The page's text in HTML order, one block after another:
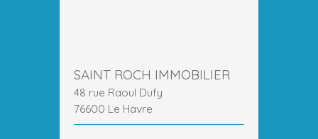
SAINT ROCH IMMOBILIER
48 rue Raoul Dufy
76600 Le Havre